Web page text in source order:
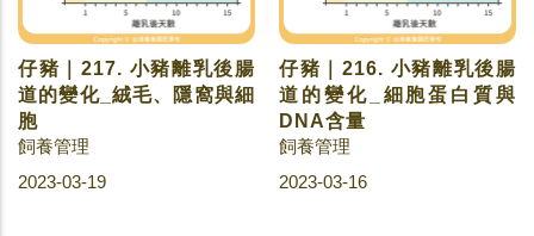
仔豬｜217. 小豬離乳後腸
道的變化_絨毛、隱窩與細
胞
飼養管理
2023-03-19
仔豬｜216. 小豬離乳後腸
道的變化_細胞蛋白質與
DNA含量
飼養管理
2023-03-16